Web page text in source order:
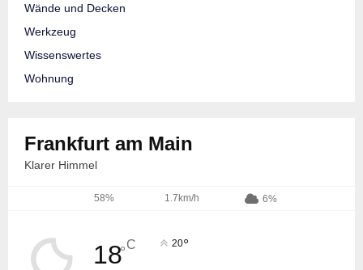
Wände und Decken
Werkzeug
Wissenswertes
Wohnung
Frankfurt am Main
Klarer Himmel
58% 1.7km/h 6%
18°C 20°